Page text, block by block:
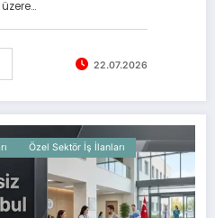
22.07.2026
Özel Sektör İş İlanları